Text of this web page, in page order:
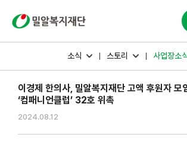
소식 스토리 사업장소
이경제 한의사, 밀알복지재단 고액 후원자 모
‘컴패니언클럽’ 32호 위촉
2024.08.12